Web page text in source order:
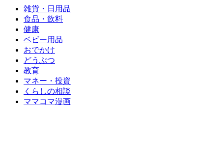
雑貨・日用品
食品・飲料
健康
ベビー用品
おでかけ
どうぶつ
教育
マネー・投資
くらしの相談
ママコマ漫画